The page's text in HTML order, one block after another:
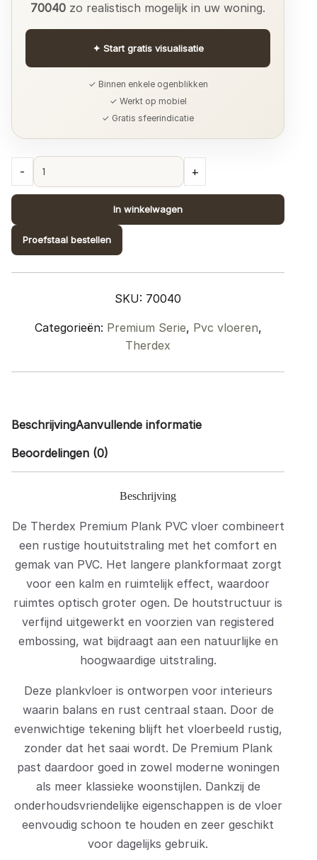
70040 zo realistisch mogelijk in uw woning.
✦ Start gratis visualisatie
✓ Binnen enkele ogenblikken
✓ Werkt op mobiel
✓ Gratis sfeerindicatie
70040
quantity
- +
In winkelwagen
Proefstaal bestellen
SKU: 70040
Categorieën: Premium Serie, Pvc vloeren,
Therdex
BeschrijvingAanvullende informatie
Beoordelingen (0)
Beschrijving
De Therdex Premium Plank PVC vloer combineert
een rustige houtuitstraling met het comfort en
gemak van PVC. Het langere plankformaat zorgt
voor een kalm en ruimtelijk effect, waardoor
ruimtes optisch groter ogen. De houtstructuur is
verfijnd uitgewerkt en voorzien van registered
embossing, wat bijdraagt aan een natuurlijke en
hoogwaardige uitstraling.
Deze plankvloer is ontworpen voor interieurs
waarin balans en rust centraal staan. Door de
evenwichtige tekening blijft het vloerbeeld rustig,
zonder dat het saai wordt. De Premium Plank
past daardoor goed in zowel moderne woningen
als meer klassieke woonstijlen. Dankzij de
onderhoudsvriendelijke eigenschappen is de vloer
eenvoudig schoon te houden en zeer geschikt
voor dagelijks gebruik.